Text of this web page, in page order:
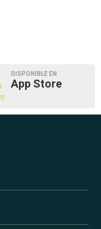
DISPONIBLE EN
App Store